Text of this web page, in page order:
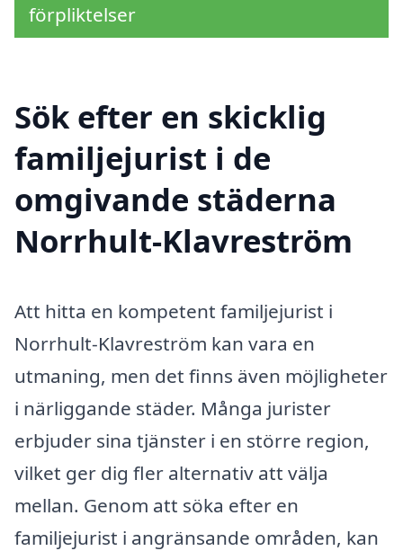
förpliktelser
Sök efter en skicklig
familjejurist i de
omgivande städerna
Norrhult-Klavreström
Att hitta en kompetent familjejurist i
Norrhult-Klavreström kan vara en
utmaning, men det finns även möjligheter
i närliggande städer. Många jurister
erbjuder sina tjänster i en större region,
vilket ger dig fler alternativ att välja
mellan. Genom att söka efter en
familjejurist i angränsande områden, kan